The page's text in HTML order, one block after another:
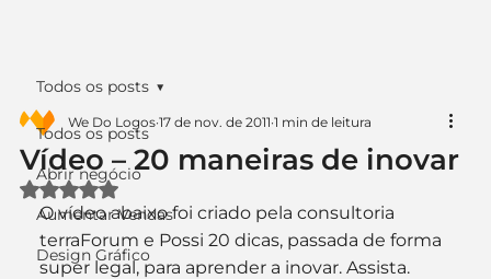
Todos os posts
Abrir negócio
Aumentar Vendas
Design Gráfico
Todos os posts
Vídeo – 20 maneiras de inovar
We Do Logos 17 de nov. de 2011 1 min de leitura
Avaliado com NaN de 5 estrelas.
O vídeo abaixo foi criado pela consultoria
terraForum e Possi 20 dicas, passada de forma
super legal, para aprender a inovar. Assista.